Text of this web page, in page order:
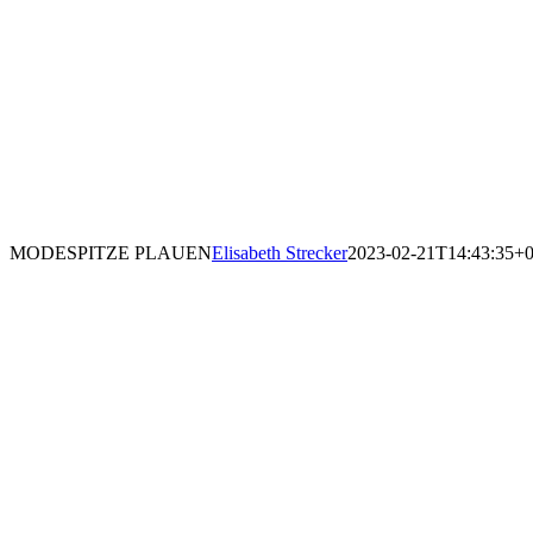
MODESPITZE PLAUENElisabeth Strecker2023-02-